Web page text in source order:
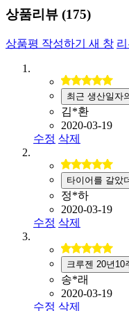
상품리뷰 (175)
상품평 작성하기 새 창
최근 생산일자
김*환
2020-03-19
수정 삭제
타이어를 갈았
정*하
2020-03-19
수정 삭제
크루젠 20년10
송*래
2020-03-19
수정 삭제